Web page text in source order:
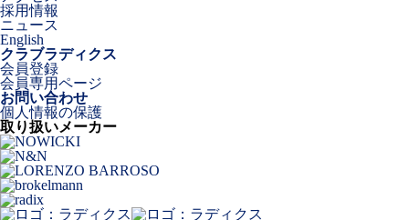
採用情報
ニュース
English
クラブラディクス
会員登録
会員専用ページ
お問い合わせ
個人情報の保護
取り扱いメーカー